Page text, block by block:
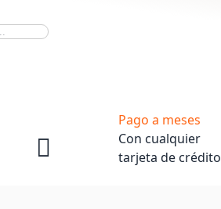
Pago a meses
Con cualquier
tarjeta de crédito